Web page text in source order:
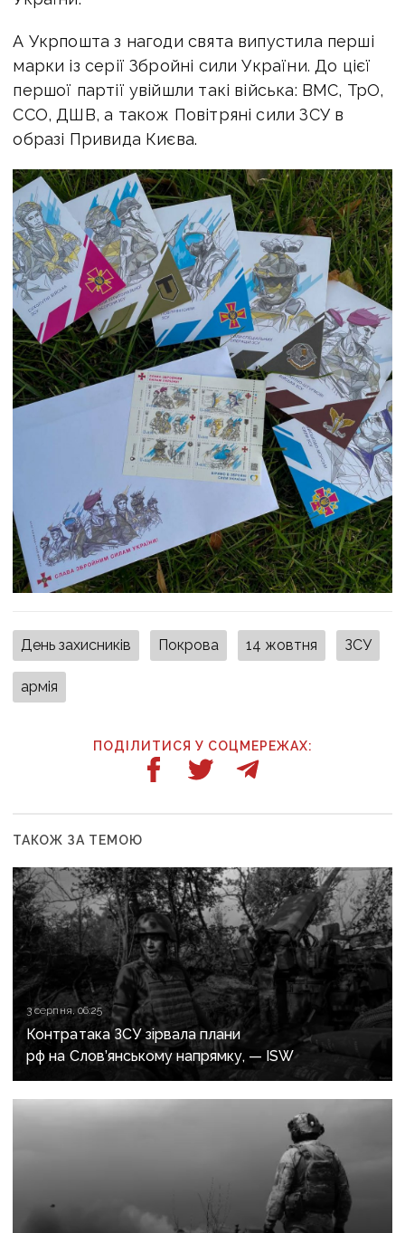
А Укрпошта з нагоди свята випустила перші
марки із серії Збройні сили України. До цієї
першої партії увійшли такі війська: ВМС, ТрО,
ССО, ДШВ, а також Повітряні сили ЗСУ в
образі Привида Києва.
День захисників Покрова 14 жовтня ЗСУ
армія
ПОДІЛИТИСЯ У СОЦМЕРЕЖАХ:
ТАКОЖ ЗА ТЕМОЮ
3 серпня, 06:25
Контратака ЗСУ зірвала плани
рф на Слов’янському напрямку, — ISW